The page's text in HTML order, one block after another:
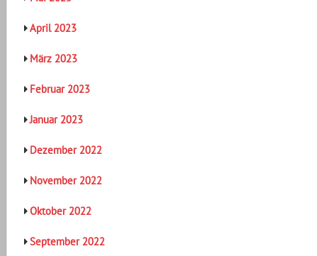
April 2023
März 2023
Februar 2023
Januar 2023
Dezember 2022
November 2022
Oktober 2022
September 2022